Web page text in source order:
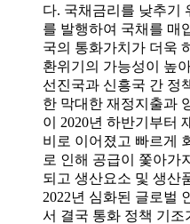
다. 국채금리를 낮추기
를 발행하여 국채를 매
국의 통화가치가 더욱
환위기의 가능성이 높
선진국과 신흥국 간 정
한 막대한 재정지출과
이 2020년 하반기부터
비로 이어졌고 빠르게
로 인해 공급이 쫓아가
되고 생산요소 및 생산
2022년 심화된 글로벌
서 결국 통화 정책 기조